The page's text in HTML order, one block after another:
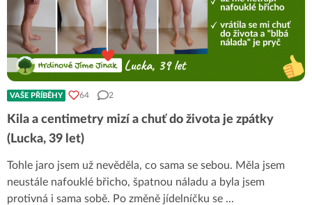
VAŠE PŘÍBĚHY 64 2
Kila a centimetry mizí a chuť do života je zpátky
(Lucka, 39 let)
Tohle jaro jsem už nevěděla, co sama se sebou. Měla jsem
neustále nafouklé břicho, špatnou náladu a byla jsem
protivná i sama sobě. Po změně jídelníčku se ...